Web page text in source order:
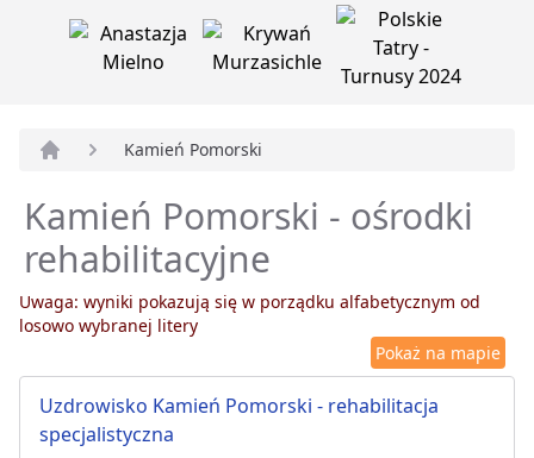
Kamień Pomorski
Kamień Pomorski - ośrodki
rehabilitacyjne
Uwaga: wyniki pokazują się w porządku alfabetycznym od
losowo wybranej litery
Pokaż na mapie
Uzdrowisko Kamień Pomorski - rehabilitacja
specjalistyczna